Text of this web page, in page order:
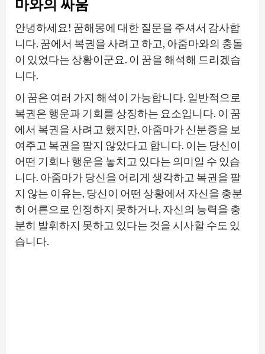
마와의 싸움
안녕하세요! 꿈해몽에 대한 질문을 주셔서 감사합
니다. 꿈에서 복권을 사려고 하고, 아줌마와의 충돌
이 있었다는 상황이군요. 이 꿈을 해석해 드리겠습
니다.
이 꿈은 여러 가지 해석이 가능합니다. 일반적으로
복권은 행운과 기회를 상징하는 요소입니다. 이 꿈
에서 복권을 사려고 했지만, 아줌마가 신분증을 보
여주고 복권을 팔지 않았다고 합니다. 이는 당신이
어떤 기회나 행운을 놓치고 있다는 의미일 수 있습
니다. 아줌마가 당신을 어리게 생각하고 복권을 팔
지 않는 이유는, 당신이 어떤 상황에서 자신을 충분
히 어른으로 인정하지 못하거나, 자신의 능력을 충
분히 발휘하지 못하고 있다는 것을 시사할 수도 있
습니다.